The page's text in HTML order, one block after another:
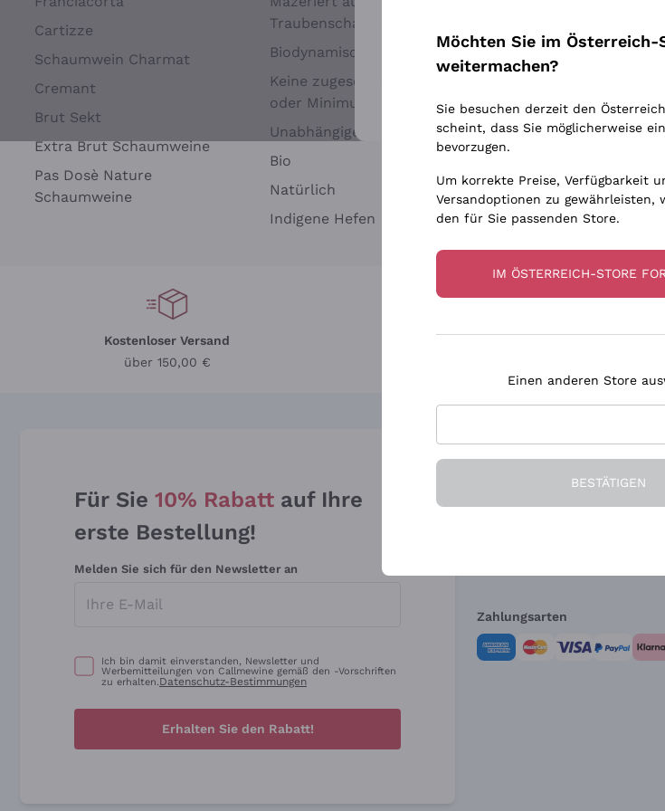
Cartizze
Schaumwein Charmat
Cremant
Brut Sekt
Extra Brut Schaumweine
Pas Dosè Nature
Schaumweine
Traubenschalen
Biodynamisch
Keine zugesetzten Sulfite
oder Minimum
Unabhängige Weinbauern
Bio
Natürlich
Indigene Hefen
Occhipinti Arianna
Biondi Santi
Argiolas
Zenato
Ca' dei Frati
Kostenloser Versand
über 150,00 €
Für Sie 10% Rabatt auf Ihre
erste Bestellung!
Melden Sie sich für den Newsletter an
Ich bin damit einverstanden, Newsletter und
Werbemitteilungen von Callmewine gemäß den -Vorschriften
zu erhalten.Datenschutz-Bestimmungen
Erhalten Sie den Rabatt!
Die Firma
Zahlungsarten
Weitere Informationen finden Sie in unserem
Möchten Sie im Österreich-
weitermachen?
Sie besuchen derzeit den
scheint, dass Sie möglicherweise
bevorzugen.
Um korrekte Preise, Verfügbarkeit
Versandoptionen zu gewährleisten,
den für Sie passenden Store.
IM ÖSTERREICH-STORE
Einen anderen Store
BESTÄTIGEN